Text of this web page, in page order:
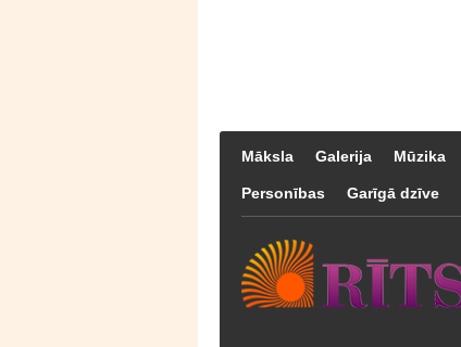
Māksla Galerija Mūzika
Personības Garīgā dzīve